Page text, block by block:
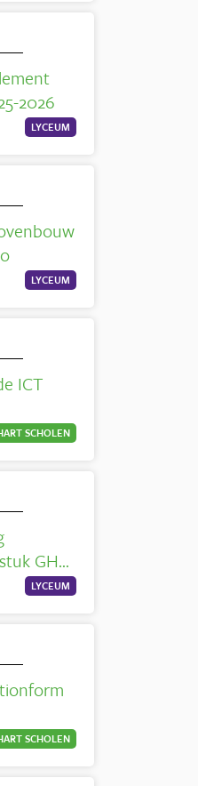
2026
LYCEUM
LYCEUM
ICT
SCHOLEN
GHL
LYCEUM
SCHOLEN